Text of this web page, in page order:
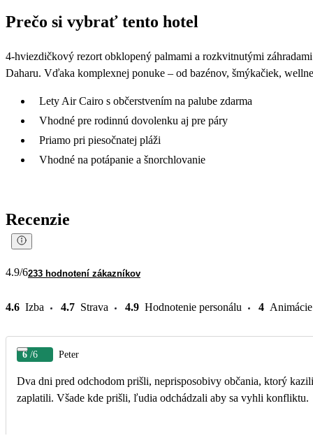
Prečo si vybrať tento hotel
4-hviezdičkový rezort obklopený palmami a rozkvitnutými
Daharu. Vďaka komplexnej ponuke – od bazénov, šmýkačiek,
Lety Air Cairo s občerstvením na palube zdarma
Vhodné pre rodinnú dovolenku aj pre páry
Priamo pri piesočnatej pláži
Vhodné na potápanie a šnorchlovanie
Recenzie
4.9/6233 hodnotení zákazníkov
4.6 Izba 4.7 Strava 4.9 Hodnotenie personálu 4 Animácie
6 /6 Peter
Dva dni pred odchodom prišli, neprisposobivy občania, ktorý
zaplatili. Všade kde prišli, ľudia odchádzali aby sa vyhli konfliktu.